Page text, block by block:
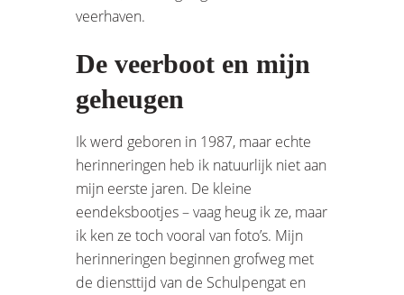
veerhaven.
De veerboot en mijn
geheugen
Ik werd geboren in 1987, maar echte
herinneringen heb ik natuurlijk niet aan
mijn eerste jaren. De kleine
eendeksbootjes – vaag heug ik ze, maar
ik ken ze toch vooral van foto’s. Mijn
herinneringen beginnen grofweg met
de diensttijd van de Schulpengat en